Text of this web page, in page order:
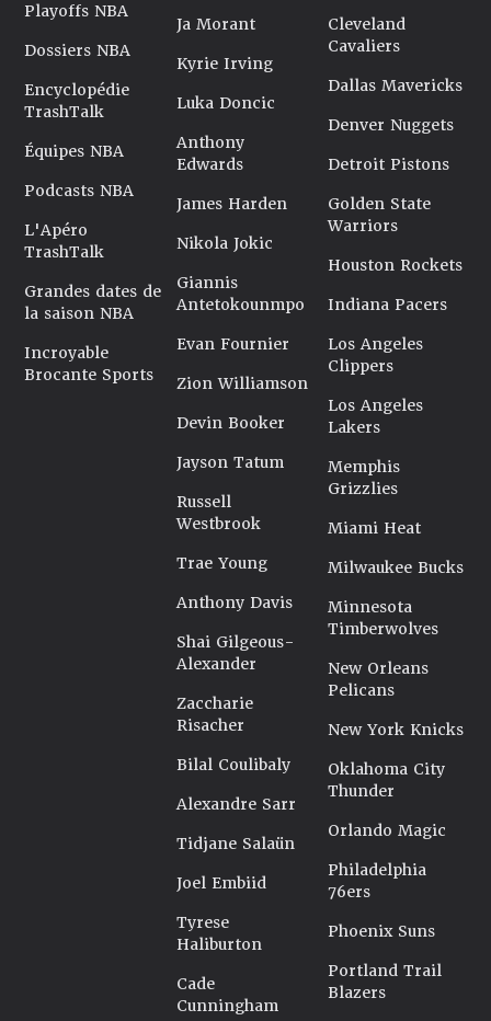
Playoffs NBA
Dossiers NBA
Encyclopédie
TrashTalk
Équipes NBA
Podcasts NBA
L'Apéro
TrashTalk
Grandes dates de
la saison NBA
Incroyable
Brocante Sports
Ja Morant
Kyrie Irving
Luka Doncic
Anthony
Edwards
James Harden
Nikola Jokic
Giannis
Antetokounmpo
Evan Fournier
Zion Williamson
Devin Booker
Jayson Tatum
Russell
Westbrook
Trae Young
Anthony Davis
Shai Gilgeous-
Alexander
Zaccharie
Risacher
Bilal Coulibaly
Alexandre Sarr
Tidjane Salaün
Joel Embiid
Tyrese
Haliburton
Cade
Cunningham
Cleveland
Cavaliers
Dallas Mavericks
Denver Nuggets
Detroit Pistons
Golden State
Warriors
Houston Rockets
Indiana Pacers
Los Angeles
Clippers
Los Angeles
Lakers
Memphis
Grizzlies
Miami Heat
Milwaukee Bucks
Minnesota
Timberwolves
New Orleans
Pelicans
New York Knicks
Oklahoma City
Thunder
Orlando Magic
Philadelphia
76ers
Phoenix Suns
Portland Trail
Blazers